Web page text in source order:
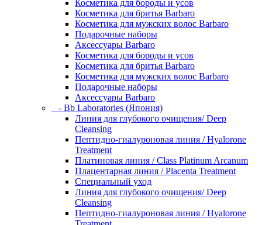
Косметика для бороды и усов
Косметика для бритья Barbaro
Косметика для мужских волос Barbaro
Подарочные наборы
Аксессуары Barbaro
Косметика для бороды и усов
Косметика для бритья Barbaro
Косметика для мужских волос Barbaro
Подарочные наборы
Аксессуары Barbaro
- Bb Laboratories (Япония)
Линия для глубокого очищения/ Deep
Cleansing
Пептидно-гиалуроновая линия / Hyalorone
Treatment
Платиновая линия / Class Platinum Arcanum
Плацентарная линия / Placenta Treatment
Специальный уход
Линия для глубокого очищения/ Deep
Cleansing
Пептидно-гиалуроновая линия / Hyalorone